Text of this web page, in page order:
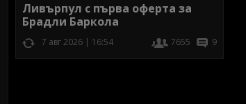
Ливърпул с първа оферта за
Брадли Баркола
7 авг 2026 | 16:54 7655 9